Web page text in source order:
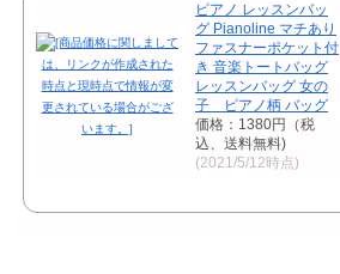
ピアノ レッスンバッ
グ Pianoline マチあり
ファスナーポケット付
き 音楽トートバッグ
レッスンバッグ 女の
子 ピアノ柄 バッグ
価格：1380円（税
込、送料無料)
(2021/5/12時点)